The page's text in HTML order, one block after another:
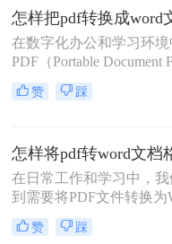
这对于预算有限的用户来
个不小的障碍。幸运的
免费且高效的方法可以帮
PDF到Word的转换。那么
将pdf转word呢？本文将
不花钱将PDF转换为Word
在数字化办公和学习环境
PDF（Portable Document
其跨平台兼容性和内容稳
欢迎。然而，当需要编辑
个常见的需求。那么怎样
word文档格式呢？本文
种高效将PDF转换为
赞 踩
在日常工作和学习中，
到需要将PDF文件转换为
式的情况，以便进行编辑
一步处理。PDF文件虽然
赞 踩